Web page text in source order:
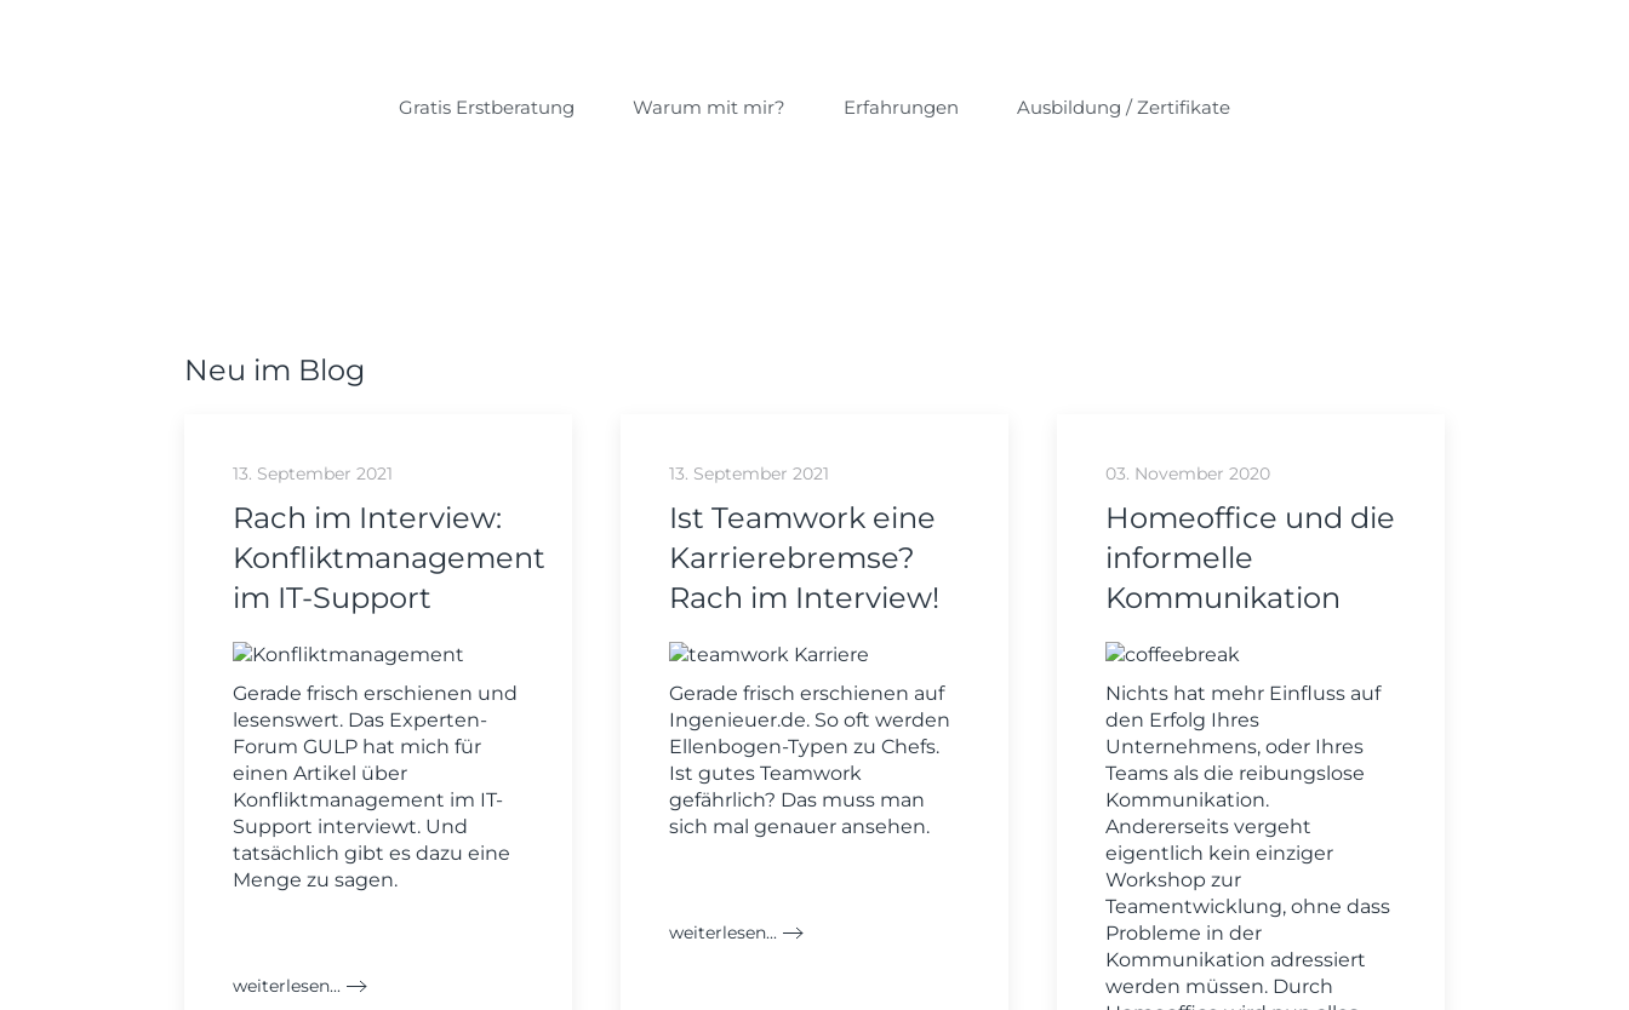
Gratis Erstberatung Warum mit mir? Erfahrungen Ausbildung / Zertifikate
Neu im Blog
13. September 2021
Rach im Interview:
Konfliktmanagement
im IT-Support
Gerade frisch erschienen und
lesenswert. Das Experten-
Forum GULP hat mich für
einen Artikel über
Konfliktmanagement im IT-
Support interviewt. Und
tatsächlich gibt es dazu eine
Menge zu sagen.
weiterlesen...
13. September 2021
Ist Teamwork eine
Karrierebremse?
Rach im Interview!
Gerade frisch erschienen auf
Ingenieuer.de. So oft werden
Ellenbogen-Typen zu Chefs.
Ist gutes Teamwork
gefährlich? Das muss man
sich mal genauer ansehen.
weiterlesen...
03. November 2020
Homeoffice und die
informelle
Kommunikation
Nichts hat mehr Einfluss auf
den Erfolg Ihres
Unternehmens, oder Ihres
Teams als die reibungslose
Kommunikation.
Andererseits vergeht
eigentlich kein einziger
Workshop zur
Teamentwicklung, ohne dass
Probleme in der
Kommunikation adressiert
werden müssen. Durch